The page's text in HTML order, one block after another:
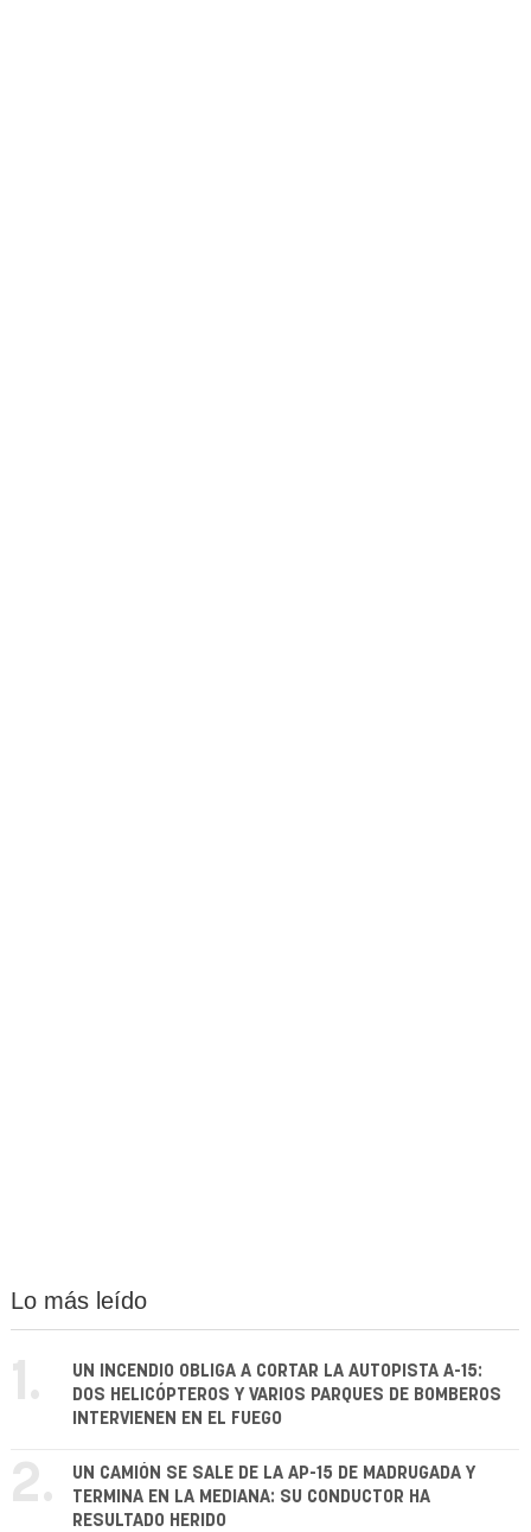
Lo más leído
1.
UN INCENDIO OBLIGA A CORTAR LA AUTOPISTA A-15:
DOS HELICÓPTEROS Y VARIOS PARQUES DE BOMBEROS
INTERVIENEN EN EL FUEGO
2.
UN CAMIÓN SE SALE DE LA AP-15 DE MADRUGADA Y
TERMINA EN LA MEDIANA: SU CONDUCTOR HA
RESULTADO HERIDO